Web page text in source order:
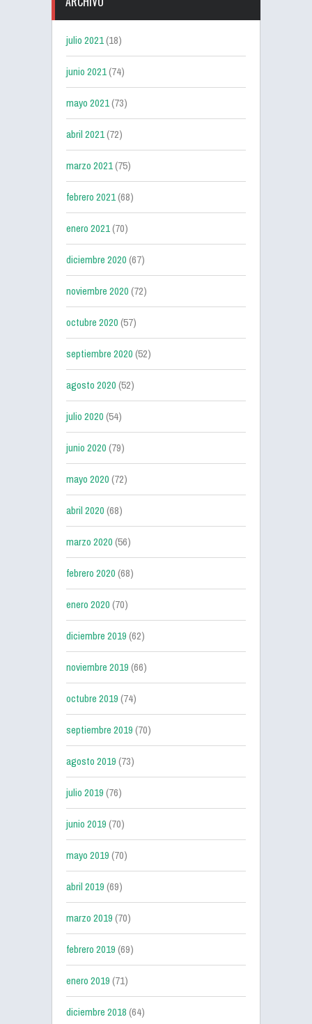
julio 2021(18)
junio 2021(74)
mayo 2021(73)
abril 2021(72)
marzo 2021(75)
febrero 2021(68)
enero 2021(70)
diciembre 2020(67)
noviembre 2020(72)
octubre 2020(57)
septiembre 2020(52)
agosto 2020(52)
julio 2020(54)
junio 2020(79)
mayo 2020(72)
abril 2020(68)
marzo 2020(56)
febrero 2020(68)
enero 2020(70)
diciembre 2019(62)
noviembre 2019(66)
octubre 2019(74)
septiembre 2019(70)
agosto 2019(73)
julio 2019(76)
junio 2019(70)
mayo 2019(70)
abril 2019(69)
marzo 2019(70)
febrero 2019(69)
enero 2019(71)
diciembre 2018(64)